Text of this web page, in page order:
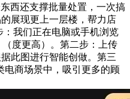
西还支撑批量处置，一次搞
展现更上一层楼，帮力店
我们正在电脑或手机浏览
度更高）。第二步：上传
此图进行智能创做。第三
电商场景中，吸引更多的顾